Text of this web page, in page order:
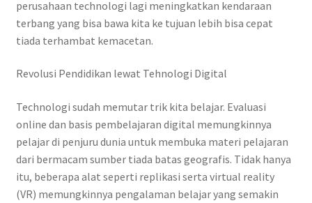
perusahaan technologi lagi meningkatkan kendaraan
terbang yang bisa bawa kita ke tujuan lebih bisa cepat
tiada terhambat kemacetan.
Revolusi Pendidikan lewat Tehnologi Digital
Technologi sudah memutar trik kita belajar. Evaluasi
online dan basis pembelajaran digital memungkinnya
pelajar di penjuru dunia untuk membuka materi pelajaran
dari bermacam sumber tiada batas geografis. Tidak hanya
itu, beberapa alat seperti replikasi serta virtual reality
(VR) memungkinnya pengalaman belajar yang semakin